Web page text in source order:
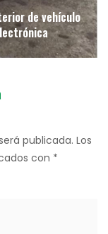
de vehículo
publicada. Los
con *